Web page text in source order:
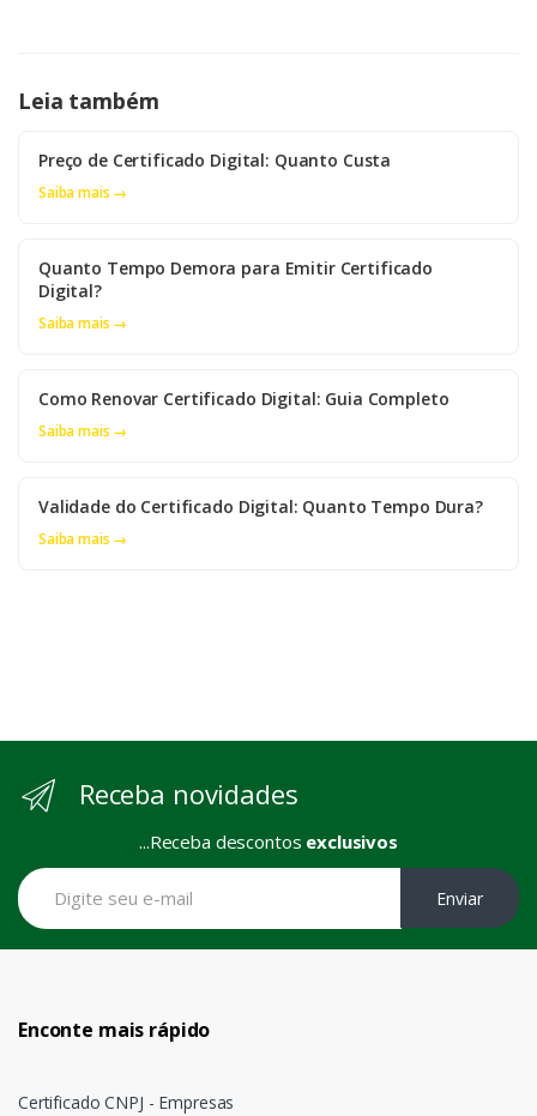
Leia também
Preço de Certificado Digital: Quanto Custa
Saiba mais →
Quanto Tempo Demora para Emitir Certificado
Digital?
Saiba mais →
Como Renovar Certificado Digital: Guia Completo
Saiba mais →
Validade do Certificado Digital: Quanto Tempo Dura?
Saiba mais →
Receba novidades
...Receba descontos exclusivos
Enviar
Enconte mais rápido
Certificado CNPJ - Empresas